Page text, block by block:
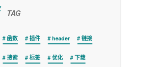
TAG
函数 插件 header 链接
搜索 标签 优化 下载